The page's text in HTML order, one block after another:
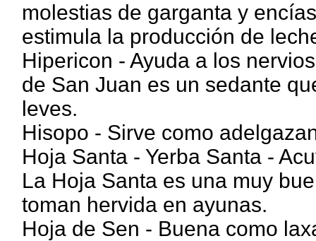
molestias de garganta y
estimula la producción de
Hipericon - Ayuda a los
de San Juan es un sedante
leves.
Hisopo - Sirve como
Hoja Santa - Yerba Santa -
La Hoja Santa es una muy
toman hervida en ayunas.
Hoja de Sen - Buena como